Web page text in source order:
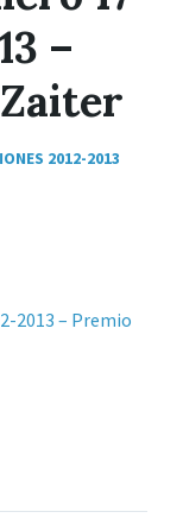
–
2012-2013
2013 – Premio